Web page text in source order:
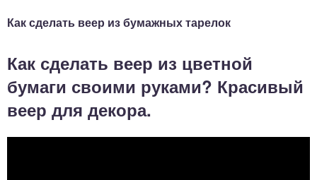
Как сделать веер из бумажных тарелок
Как сделать веер из цветной
бумаги своими руками? Красивый
веер для декора.